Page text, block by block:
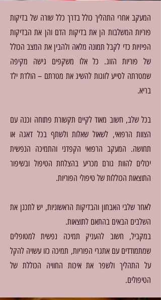
המעקב אחרי התהליך כולל בדרך כלל שורה של בדיקות
פוריות המשלבות הן את בדיקות הדם והן את הבדיקות
הפיזיות כדי לקבל תמונה מלאה ולהבין את המצב הכולל
של פוריות הזוג. כל אלו משקפים גישה מקיפה
שמטרתה לסייע לזוגות להשיג את מטרתם – הולדת ילד
בריא.
בכל שלב, חשוב מאוד לקיים תקשורת פתוחה וכנה עם
הצוות הרפואי, לשאול שאלות ולשתף בכל דאגה או
תחושה. המעקב הרפואי הקפדני והתמיכה הנפשית
יכולים להוות גורם מכריע בהצלחת הטיפול ובשיפור
התוצאות הכוללות של טיפולי הפוריות.
לאחר שלבי האבחון והבדיקות הראשוניות, יש לתכנן את
השלבים הבאים בהתאם לתוצאות.
במקביל, חשוב להעניק תמיכה נפשית למטופלים
שמתמודדים עם אתגרי הפוריות, תמיכה כזו עשויה להקל
על התהליך ולשפר את איכות החוויה הכוללת של
הטיפולים.